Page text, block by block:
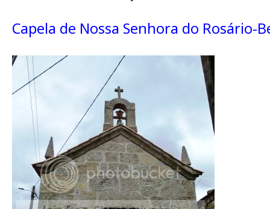
Capela de Nossa Senhora do Rosário-